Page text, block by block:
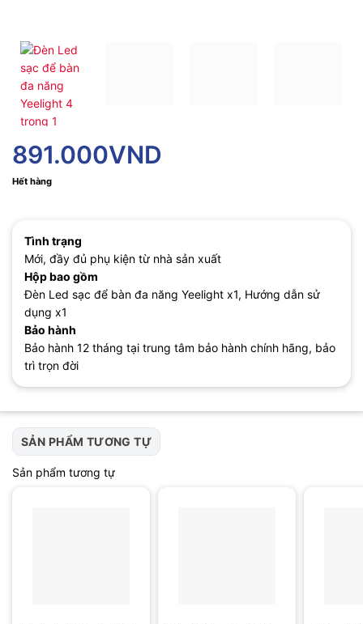
891.000VND
Hết hàng
Tình trạng
Mới, đầy đủ phụ kiện từ nhà sản xuất
Hộp bao gồm
Đèn Led sạc để bàn đa năng Yeelight x1, Hướng dẫn sử
dụng x1
Bảo hành
Bảo hành 12 tháng tại trung tâm bảo hành chính hãng, bảo
trì trọn đời
SẢN PHẨM TƯƠNG TỰ
Sản phẩm tương tự